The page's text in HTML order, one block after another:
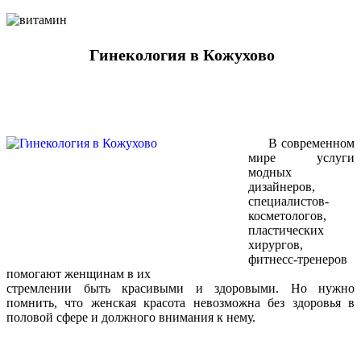
Гинекология в Кожухово
В современном
мире услуги
модных
дизайнеров,
специалистов-
косметологов,
пластических
хирургов,
фитнесс-тренеров
помогают женщинам в их
стремлении быть красивыми и здоровыми. Но нужно
помнить, что женская красота невозможна без здоровья в
половой сфере и должного внимания к нему.